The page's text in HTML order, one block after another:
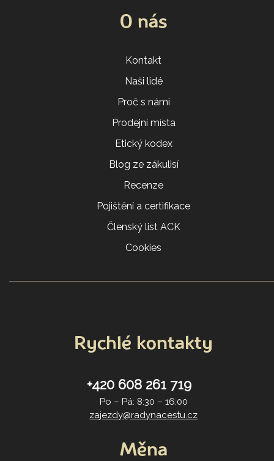
O nás
Kontakt
Naši lidé
Proč s námi
Prodejní místa
Etický kodex
Blog ze zákulisí
Recenze
Pojištění a certifikace
Členský list ACK
Cookies
Rychlé kontakty
+420 608 261 719
Po – Pá: 8:30 – 16:00
zajezdy@radynacestu.cz
Měna